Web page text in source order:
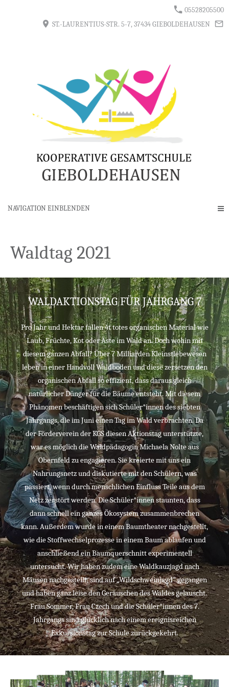
05528205500
ST.-LAURENTIUS-STR. 5-7, 37434 GIEBOLDEHAUSEN
NAVIGATION EINBLENDEN
Waldtag 2021
WALDAKTIONSTAG FÜR JAHRGANG 7
Pro Jahr und Hektar fallen 4t totes organischen Material wie
Laub, Früchte, Kot oder Äste im Wald an. Doch wohin mit
diesem ganzen Abfall? Über 7 Milliarden Kleinstlebewesen
leben in einer Handvoll Waldboden und diese zersetzen den
organischen Abfall so effizient, dass daraus gleich
natürlicher Dünger für die Bäume entsteht. Mit diesem
Phänomen beschäftigen sich Schüler*innen des siebten
Jahrgangs, die im Juni einen Tag im Wald verbrachten. Da
der Förderverein der KGS diesen Aktionstag unterstützte,
war es möglich die Waldpädagogin Michaela Nolte aus
Obernfeld zu engagieren. Sie kreierte mit uns ein
Nahrungsnetz und diskutierte mit den Schülern, was
passiert, wenn durch menschlichen Einfluss Teile aus dem
Netz zerstört werden. Die Schüler*innen staunten, dass
dann schnell ein ganzes Ökosystem zusammenbrechen
kann. Außerdem wurde in einem Baumtheater nachgestellt,
wie die Stoffwechselprozesse in einem Baum ablaufen und
anschließend ein Baumquerschnitt experimentell
untersucht. Wir haben zudem eine Waldkauzjagd nach
Mäusen nachgestellt, sind auf „Wildschweinjagd“ gegangen
und haben ganz leise den Geräuschen des Waldes gelauscht.
Frau Sommer, Frau Czech und die Schüler*innen des 7.
Jahrgangs sind glücklich nach einem ereignisreichen
Exkursionstag zur Schule zurückgekehrt.